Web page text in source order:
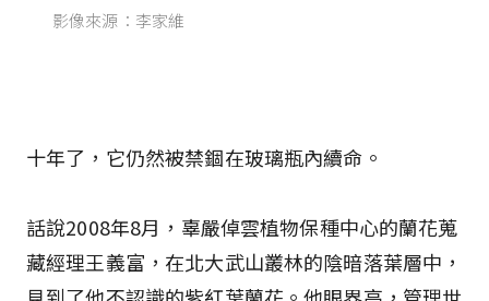
影像來源：李家維
十年了，它仍然被禁錮在玻璃瓶內續命。
話說2008年8月，辜嚴倬雲植物保種中心的蘭花蒐
藏經理王義富，在北大武山叢林的陰暗落葉層中，